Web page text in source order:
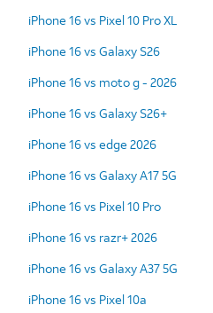
iPhone 16 vs Pixel 10 Pro XL
iPhone 16 vs Galaxy S26
iPhone 16 vs moto g - 2026
iPhone 16 vs Galaxy S26+
iPhone 16 vs edge 2026
iPhone 16 vs Galaxy A17 5G
iPhone 16 vs Pixel 10 Pro
iPhone 16 vs razr+ 2026
iPhone 16 vs Galaxy A37 5G
iPhone 16 vs Pixel 10a